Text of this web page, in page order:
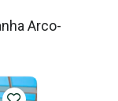
Arco-